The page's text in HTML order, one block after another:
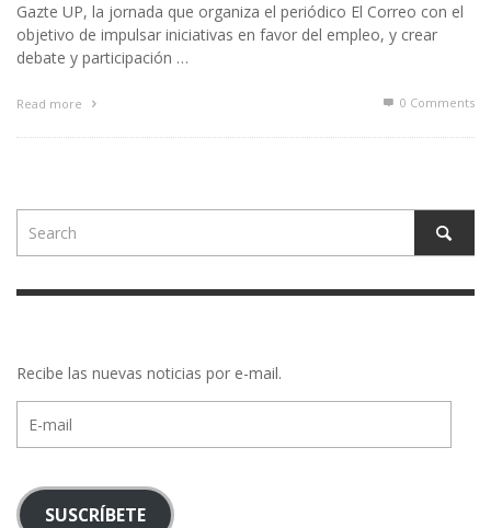
Gazte UP, la jornada que organiza el periódico El Correo con el
objetivo de impulsar iniciativas en favor del empleo, y crear
debate y participación …
Read more 0 Comments
Recibe las nuevas noticias por e-mail.
mail
SUSCRÍBETE